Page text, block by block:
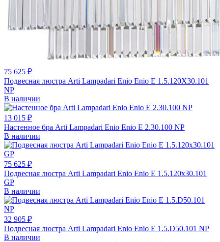
75 625 ₽
Подвесная люстра Arti Lampadari Enio Enio E 1.5.120X30.101
NP
В наличии
13 015 ₽
Настенное бра Arti Lampadari Enio Enio E 2.30.100 NP
В наличии
75 625 ₽
Подвесная люстра Arti Lampadari Enio Enio E 1.5.120x30.101
GP
В наличии
32 905 ₽
Подвесная люстра Arti Lampadari Enio Enio E 1.5.D50.101 NP
В наличии